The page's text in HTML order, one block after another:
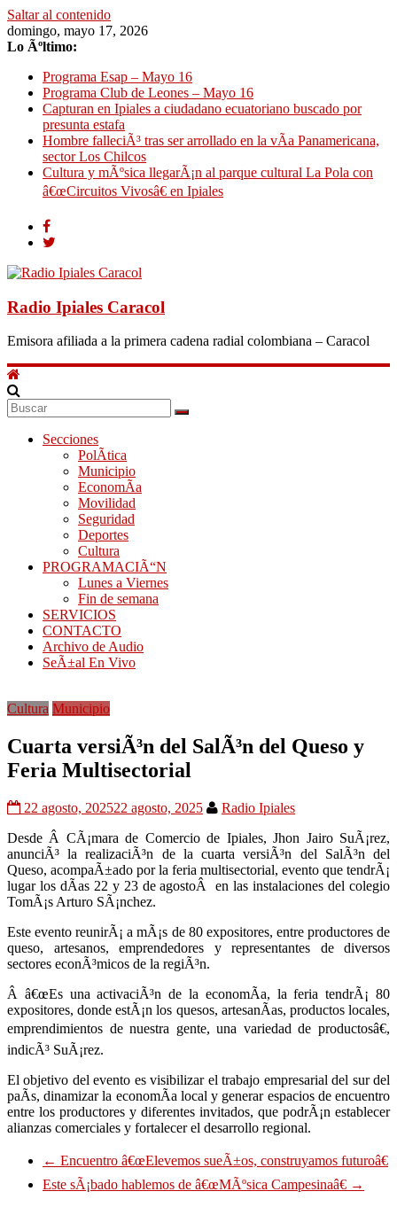
Saltar al contenido
domingo, mayo 17, 2026
Lo Ãºltimo:
Programa Esap – Mayo 16
Programa Club de Leones – Mayo 16
Capturan en Ipiales a ciudadano ecuatoriano buscado por
presunta estafa
Hombre falleciÃ³ tras ser arrollado en la vÃ­a Panamericana,
sector Los Chilcos
Cultura y mÃºsica llegarÃ¡n al parque cultural La Pola con
â€œCircuitos Vivosâ€ en Ipiales
Radio Ipiales Caracol
Emisora afiliada a la primera cadena radial colombiana – Caracol
Secciones
PolÃ­tica
Municipio
EconomÃ­a
Movilidad
Seguridad
Deportes
Cultura
PROGRAMACIÃ“N
Lunes a Viernes
Fin de semana
SERVICIOS
CONTACTO
Archivo de Audio
SeÃ±al En Vivo
Cultura Municipio
Cuarta versiÃ³n del SalÃ³n del Queso y
Feria Multisectorial
22 agosto, 202522 agosto, 2025
Radio Ipiales
Desde Â CÃ¡mara de Comercio de Ipiales, Jhon Jairo SuÃ¡rez,
anunciÃ³ la realizaciÃ³n de la cuarta versiÃ³n del SalÃ³n del
Queso, acompaÃ±ado por la feria multisectorial, evento que tendrÃ¡
lugar los dÃ­as 22 y 23 de agostoÂ en las instalaciones del colegio
TomÃ¡s Arturo SÃ¡nchez.
Este evento reunirÃ¡ a mÃ¡s de 80 expositores, entre productores de
queso, artesanos, emprendedores y representantes de diversos
sectores econÃ³micos de la regiÃ³n.
Â â€œEs una activaciÃ³n de la economÃ­a, la feria tendrÃ¡ 80
expositores, donde estÃ¡n los quesos, artesanÃ­as, productos locales,
emprendimientos de nuestra gente, una variedad de productosâ€,
indicÃ³ SuÃ¡rez.
El objetivo del evento es visibilizar el trabajo empresarial del sur del
paÃ­s, dinamizar la economÃ­a local y generar espacios de encuentro
entre los productores y diferentes invitados, que podrÃ¡n establecer
alianzas comerciales y fortalecer el desarrollo regional.
← Encuentro â€œElevemos sueÃ±os, construyamos futuroâ€
Este sÃ¡bado hablemos de â€œMÃºsica Campesinaâ€ →